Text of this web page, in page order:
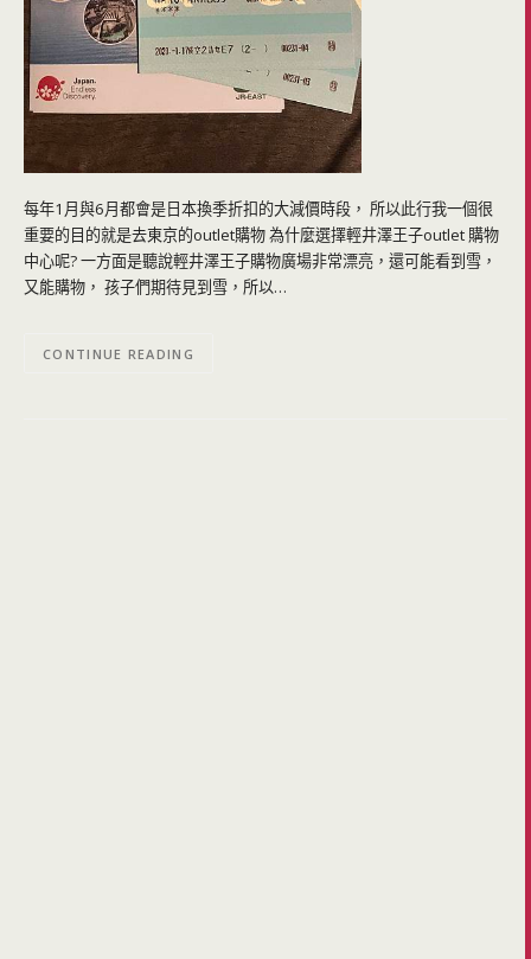
每年1月與6月都會是日本換季折扣的大減價時段， 所以此行我一個很
重要的目的就是去東京的outlet購物 為什麼選擇輕井澤王子outlet 購物
中心呢? 一方面是聽說輕井澤王子購物廣場非常漂亮，還可能看到雪，
又能購物， 孩子們期待見到雪，所以…
CONTINUE READING